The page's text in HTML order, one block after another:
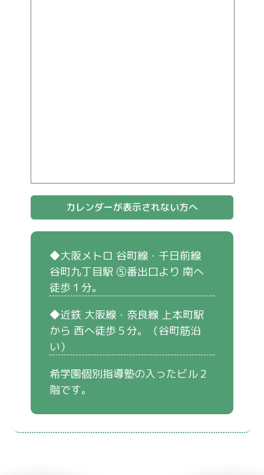
カレンダーが表示されない方へ
◆大阪メトロ 谷町線・千日前線
谷町九丁目駅 ⑤番出口より 南へ
徒歩１分。
◆近鉄 大阪線・奈良線 上本町駅
から 西へ徒歩５分。（谷町筋沿
い）
希学園個別指導塾の入ったビル２
階です。